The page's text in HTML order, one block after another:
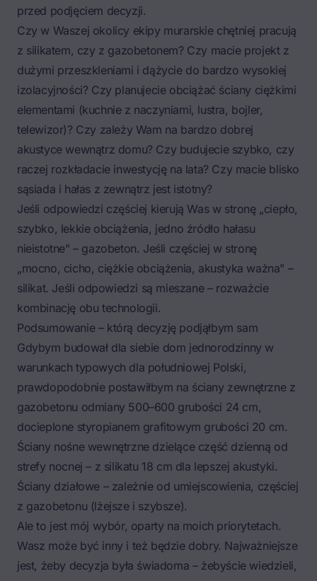
przed podjęciem decyzji.
Czy w Waszej okolicy ekipy murarskie chętniej pracują
z silikatem, czy z gazobetonem? Czy macie projekt z
dużymi przeszkleniami i dążycie do bardzo wysokiej
izolacyjności? Czy planujecie obciążać ściany ciężkimi
elementami (kuchnie z naczyniami, lustra, bojler,
telewizor)? Czy zależy Wam na bardzo dobrej
akustyce wewnątrz domu? Czy budujecie szybko, czy
raczej rozkładacie inwestycję na lata? Czy macie blisko
sąsiada i hałas z zewnątrz jest istotny?
Jeśli odpowiedzi częściej kierują Was w stronę „ciepło,
szybko, lekkie obciążenia, jedno źródło hałasu
nieistotne" – gazobeton. Jeśli częściej w stronę
„mocno, cicho, ciężkie obciążenia, akustyka ważna" –
silikat. Jeśli odpowiedzi są mieszane – rozważcie
kombinację obu technologii.
Podsumowanie – którą decyzję podjąłbym sam
Gdybym budował dla siebie dom jednorodzinny w
warunkach typowych dla południowej Polski,
prawdopodobnie postawiłbym na ściany zewnętrzne z
gazobetonu odmiany 500–600 grubości 24 cm,
docieplone styropianem grafitowym grubości 20 cm.
Ściany nośne wewnętrzne dzielące część dzienną od
strefy nocnej – z silikatu 18 cm dla lepszej akustyki.
Ściany działowe – zależnie od umiejscowienia, częściej
z gazobetonu (lżejsze i szybsze).
Ale to jest mój wybór, oparty na moich priorytetach.
Wasz może być inny i też będzie dobry. Najważniejsze
jest, żeby decyzja była świadoma – żebyście wiedzieli,